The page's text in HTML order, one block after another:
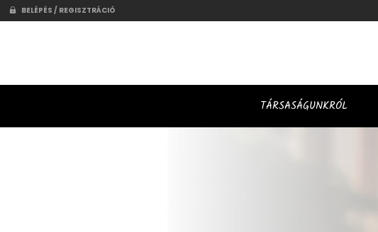
BELÉPÉS / REGISZTRÁCIÓ
TÁRSASÁGUNKRÓL